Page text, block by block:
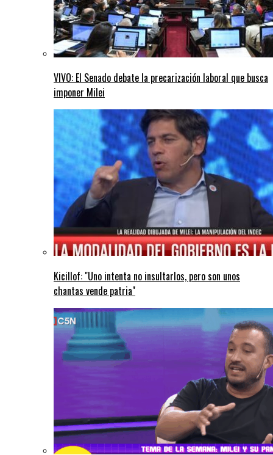
VIVO: El Senado debate la precarización laboral que busca
imponer Milei
Kicillof: "Uno intenta no insultarlos, pero son unos
chantas vende patria"